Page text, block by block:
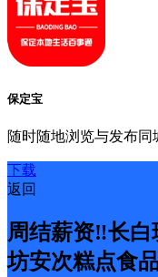
保定宝
随时随地浏览与发布同
下载
返回
周结薪资‼️长白
坊安次糕点食